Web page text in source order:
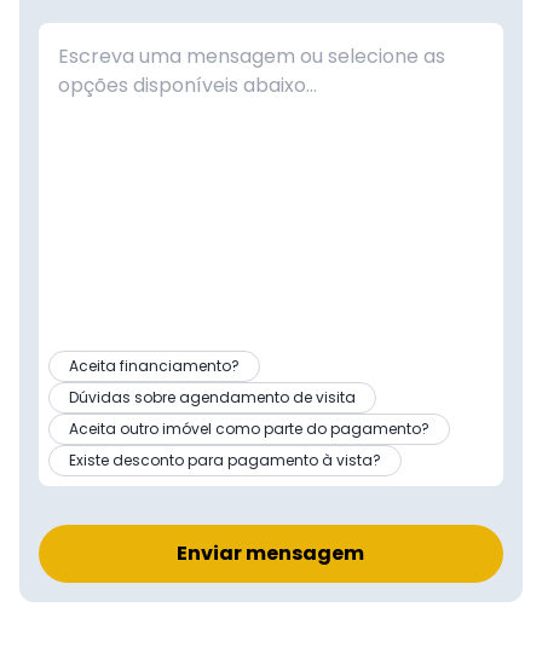
Aceita financiamento?
Dúvidas sobre agendamento de visita
Aceita outro imóvel como parte do pagamento?
Existe desconto para pagamento à vista?
Enviar mensagem